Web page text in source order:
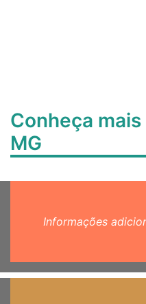
Conheça mais
MG
Informações